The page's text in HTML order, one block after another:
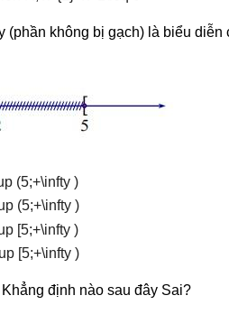
(phần không bị gạch) là biểu diễn
định nào sau đây Sai?